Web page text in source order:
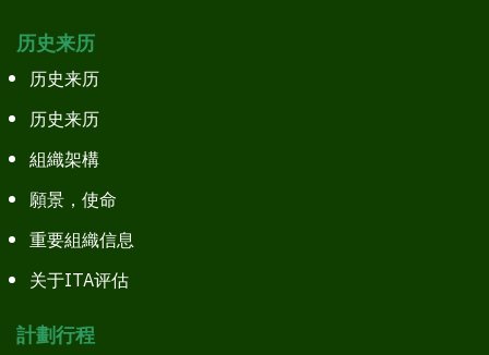
历史来历
历史来历
历史来历
組織架構
願景，使命
重要組織信息
关于ITA评估
計劃行程